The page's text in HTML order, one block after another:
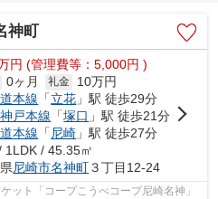
町
円 (管理費等：5,000円 )
0ヶ月 礼金
10万円
本線 「立花 」駅 徒歩29分
戸本線 「塚口 」駅 徒歩21分
本線 「尼崎 」駅 徒歩27分
1LDK / 45.35㎡
尼崎市名神町３丁目12-24
ット「コープこうべコープ尼崎名神」